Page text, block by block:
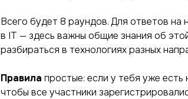
Всего будет 8 раундов. Для ответов
в IT — здесь важны общие знания об
разбираться в технологиях разных
Правила простые: если у тебя уже
чтобы все участники